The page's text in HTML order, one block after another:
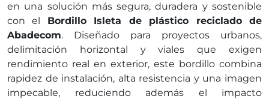
en una solución más segura, duradera y sostenible
con el Bordillo Isleta de plástico reciclado de
Abadecom. Diseñado para proyectos urbanos,
delimitación horizontal y viales que exigen
rendimiento real en exterior, este bordillo combina
rapidez de instalación, alta resistencia y una imagen
impecable, reduciendo además el impacto